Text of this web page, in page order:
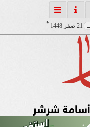
21 صفر 1448
هـ
أسامة شرشر